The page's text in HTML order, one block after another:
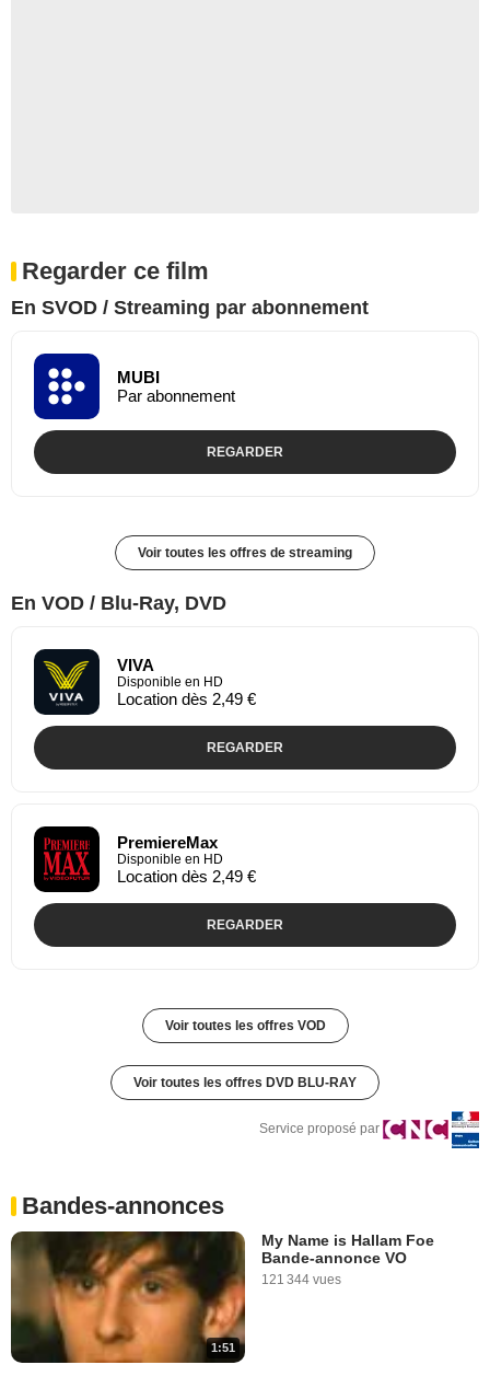
Regarder ce film
En SVOD / Streaming par abonnement
MUBI
Par abonnement
REGARDER
Voir toutes les offres de streaming
En VOD / Blu-Ray, DVD
VIVA
Disponible en HD
Location dès 2,49 €
REGARDER
PremiereMax
Disponible en HD
Location dès 2,49 €
REGARDER
Voir toutes les offres VOD
Voir toutes les offres DVD BLU-RAY
Service proposé par
Bandes-annonces
1:51
My Name is Hallam Foe
Bande-annonce VO
121 344 vues